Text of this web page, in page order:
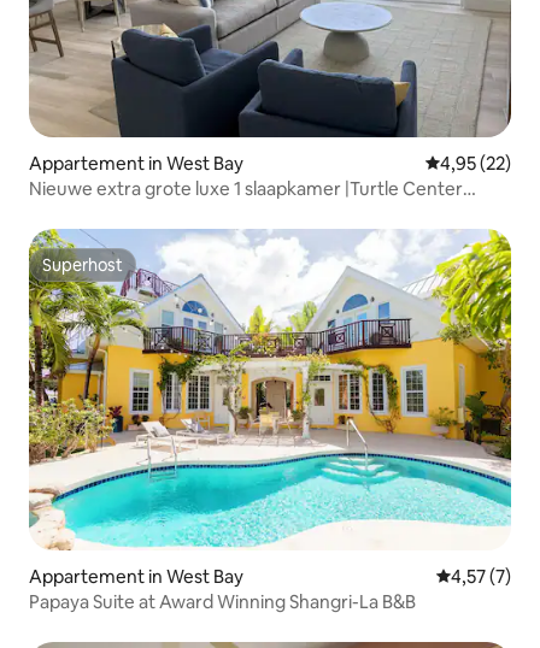
Appartement in West Bay Gemiddelde
4,95 (22)
Nieuwe extra grote luxe 1 slaapkamer |Turtle Center
Superhost
Superhost
Appartement in West Bay
4,57 (7)
Papaya Suite at Award Winning Shangri-La B&B